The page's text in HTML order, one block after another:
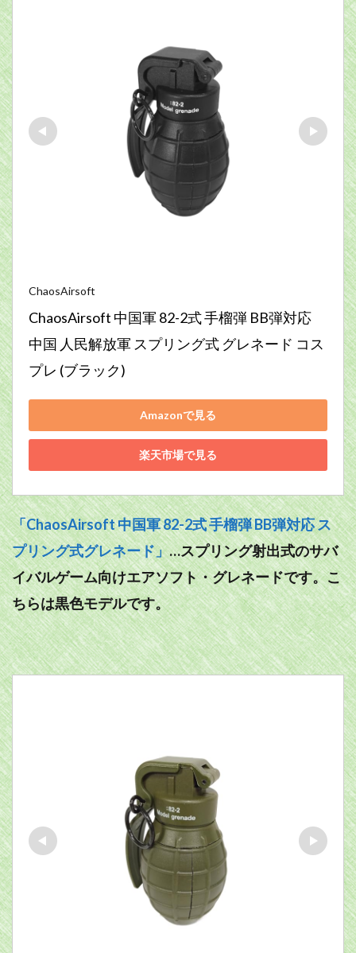
ChaosAirsoft
ChaosAirsoft 中国軍 82-2式 手榴弾 BB弾対応
中国 人民解放軍 スプリング式 グレネード コス
プレ (ブラック)
Amazonで見る
楽天市場で見る
「ChaosAirsoft 中国軍 82-2式 手榴弾 BB弾対応 ス
プリング式グレネード」…スプリング射出式のサバ
イバルゲーム向けエアソフト・グレネードです。こ
ちらは黒色モデルです。